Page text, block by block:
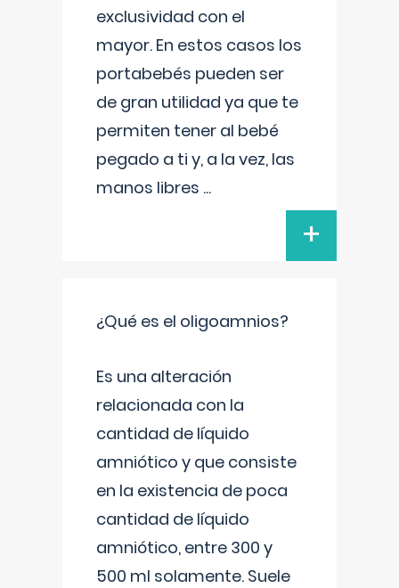
exclusividad con el
mayor. En estos casos los
portabebés pueden ser
de gran utilidad ya que te
permiten tener al bebé
pegado a ti y, a la vez, las
manos libres ...
+
¿Qué es el oligoamnios?
Es una alteración
relacionada con la
cantidad de líquido
amniótico y que consiste
en la existencia de poca
cantidad de líquido
amniótico, entre 300 y
500 ml solamente. Suele